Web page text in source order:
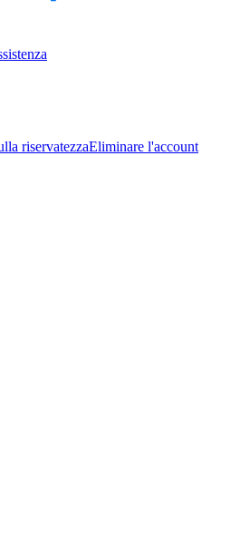
riservatezzaEliminare l'account